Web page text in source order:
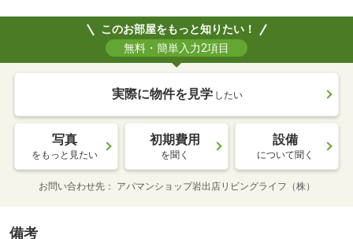
このお部屋をもっと知りたい！
無料・簡単入力2項目
実際に物件を見学 したい
写真
をもっと見たい
初期費用
を聞く
設備
について聞く
お問い合わせ先 アパマンショップ岩出店リビングライフ（株）
備考